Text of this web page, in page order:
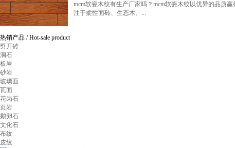
mcm软瓷木纹有生产厂家吗？mcm软瓷木纹以优异的品质
注于柔性面砖、生态木、...
热销产品 / Hot-sale product
劈开砖
洞石
板岩
砂岩
玻璃面
瓦面
花岗石
页岩
鹅卵石
文化石
布纹
皮纹